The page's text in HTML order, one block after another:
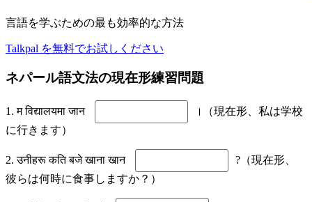
言語を学ぶための最も効率的な方法
Talkpal を無料でお試しください
ネパール語文法の現在形練習問題
1. म विद्यालयमा जान
।（現在形、私は学校
に行きます）
2. उनीहरू कति बजे खाना खान
?（現在形、
彼らは何時に食事しますか？）